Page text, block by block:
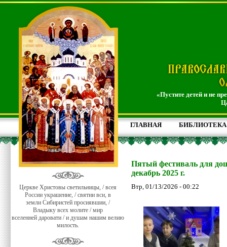
«Пустите детей и не
ГЛАВНАЯ БИБЛИОТЕКА
Церкве Христовы светильницы, / всея
России украшение, / святии вси, в
земли Сибиристей просиявшии, /
Владыку всех молите / мир
вселенней даровати / и душам нашим велию
милость.
Пятый фестиваль для
декабрь 2025 г.
Втр, 01/13/2026 - 00:22